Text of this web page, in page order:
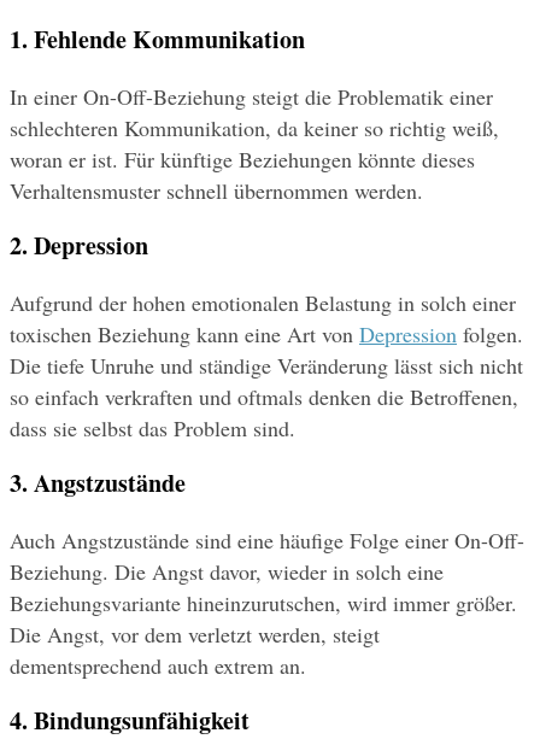
1. Fehlende Kommunikation
In einer On-Off-Beziehung steigt die Problematik einer
schlechteren Kommunikation, da keiner so richtig weiß,
woran er ist. Für künftige Beziehungen könnte dieses
Verhaltensmuster schnell übernommen werden.
2. Depression
Aufgrund der hohen emotionalen Belastung in solch einer
toxischen Beziehung kann eine Art von Depression folgen.
Die tiefe Unruhe und ständige Veränderung lässt sich nicht
so einfach verkraften und oftmals denken die Betroffenen,
dass sie selbst das Problem sind.
3. Angstzustände
Auch Angstzustände sind eine häufige Folge einer On-Off-
Beziehung. Die Angst davor, wieder in solch eine
Beziehungsvariante hineinzurutschen, wird immer größer.
Die Angst, vor dem verletzt werden, steigt
dementsprechend auch extrem an.
4. Bindungsunfähigkeit